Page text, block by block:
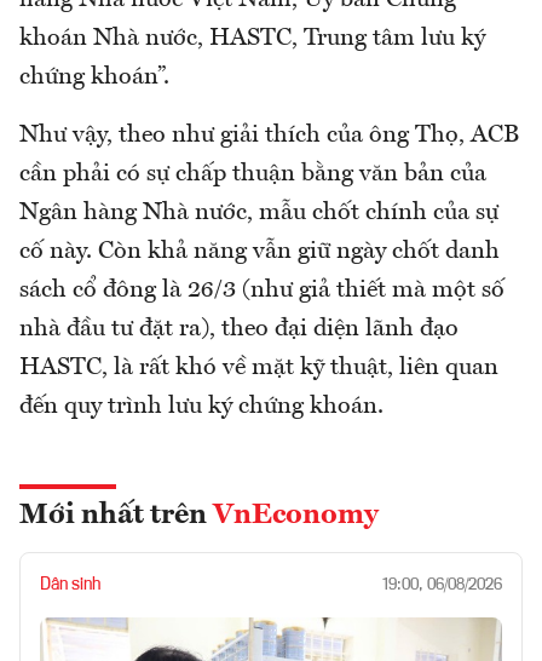
khoán Nhà nước, HASTC, Trung tâm lưu ký
chứng khoán”.
Như vậy, theo như giải thích của ông Thọ, ACB
cần phải có sự chấp thuận bằng văn bản của
Ngân hàng Nhà nước, mẫu chốt chính của sự
cố này. Còn khả năng vẫn giữ ngày chốt danh
sách cổ đông là 26/3 (như giả thiết mà một số
nhà đầu tư đặt ra), theo đại diện lãnh đạo
HASTC, là rất khó về mặt kỹ thuật, liên quan
đến quy trình lưu ký chứng khoán.
Mới nhất trên VnEconomy
Dân sinh 19:00, 06/08/2026